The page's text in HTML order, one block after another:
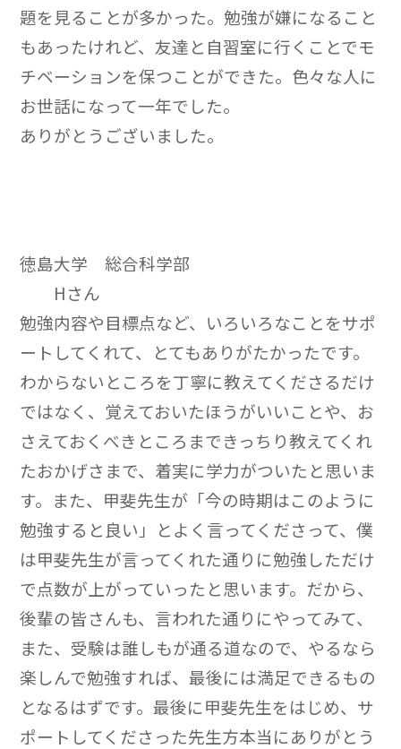
題を見ることが多かった。勉強が嫌になること
もあったけれど、友達と自習室に行くことでモ
チベーションを保つことができた。色々な人に
お世話になって一年でした。
ありがとうございました。
徳島大学 総合科学部
Hさん
勉強内容や目標点など、いろいろなことをサポ
ートしてくれて、とてもありがたかったです。
わからないところを丁寧に教えてくださるだけ
ではなく、覚えておいたほうがいいことや、お
さえておくべきところまできっちり教えてくれ
たおかげさまで、着実に学力がついたと思いま
す。また、甲斐先生が「今の時期はこのように
勉強すると良い」とよく言ってくださって、僕
は甲斐先生が言ってくれた通りに勉強しただけ
で点数が上がっていったと思います。だから、
後輩の皆さんも、言われた通りにやってみて、
また、受験は誰しもが通る道なので、やるなら
楽しんで勉強すれば、最後には満足できるもの
となるはずです。最後に甲斐先生をはじめ、サ
ポートしてくださった先生方本当にありがとう